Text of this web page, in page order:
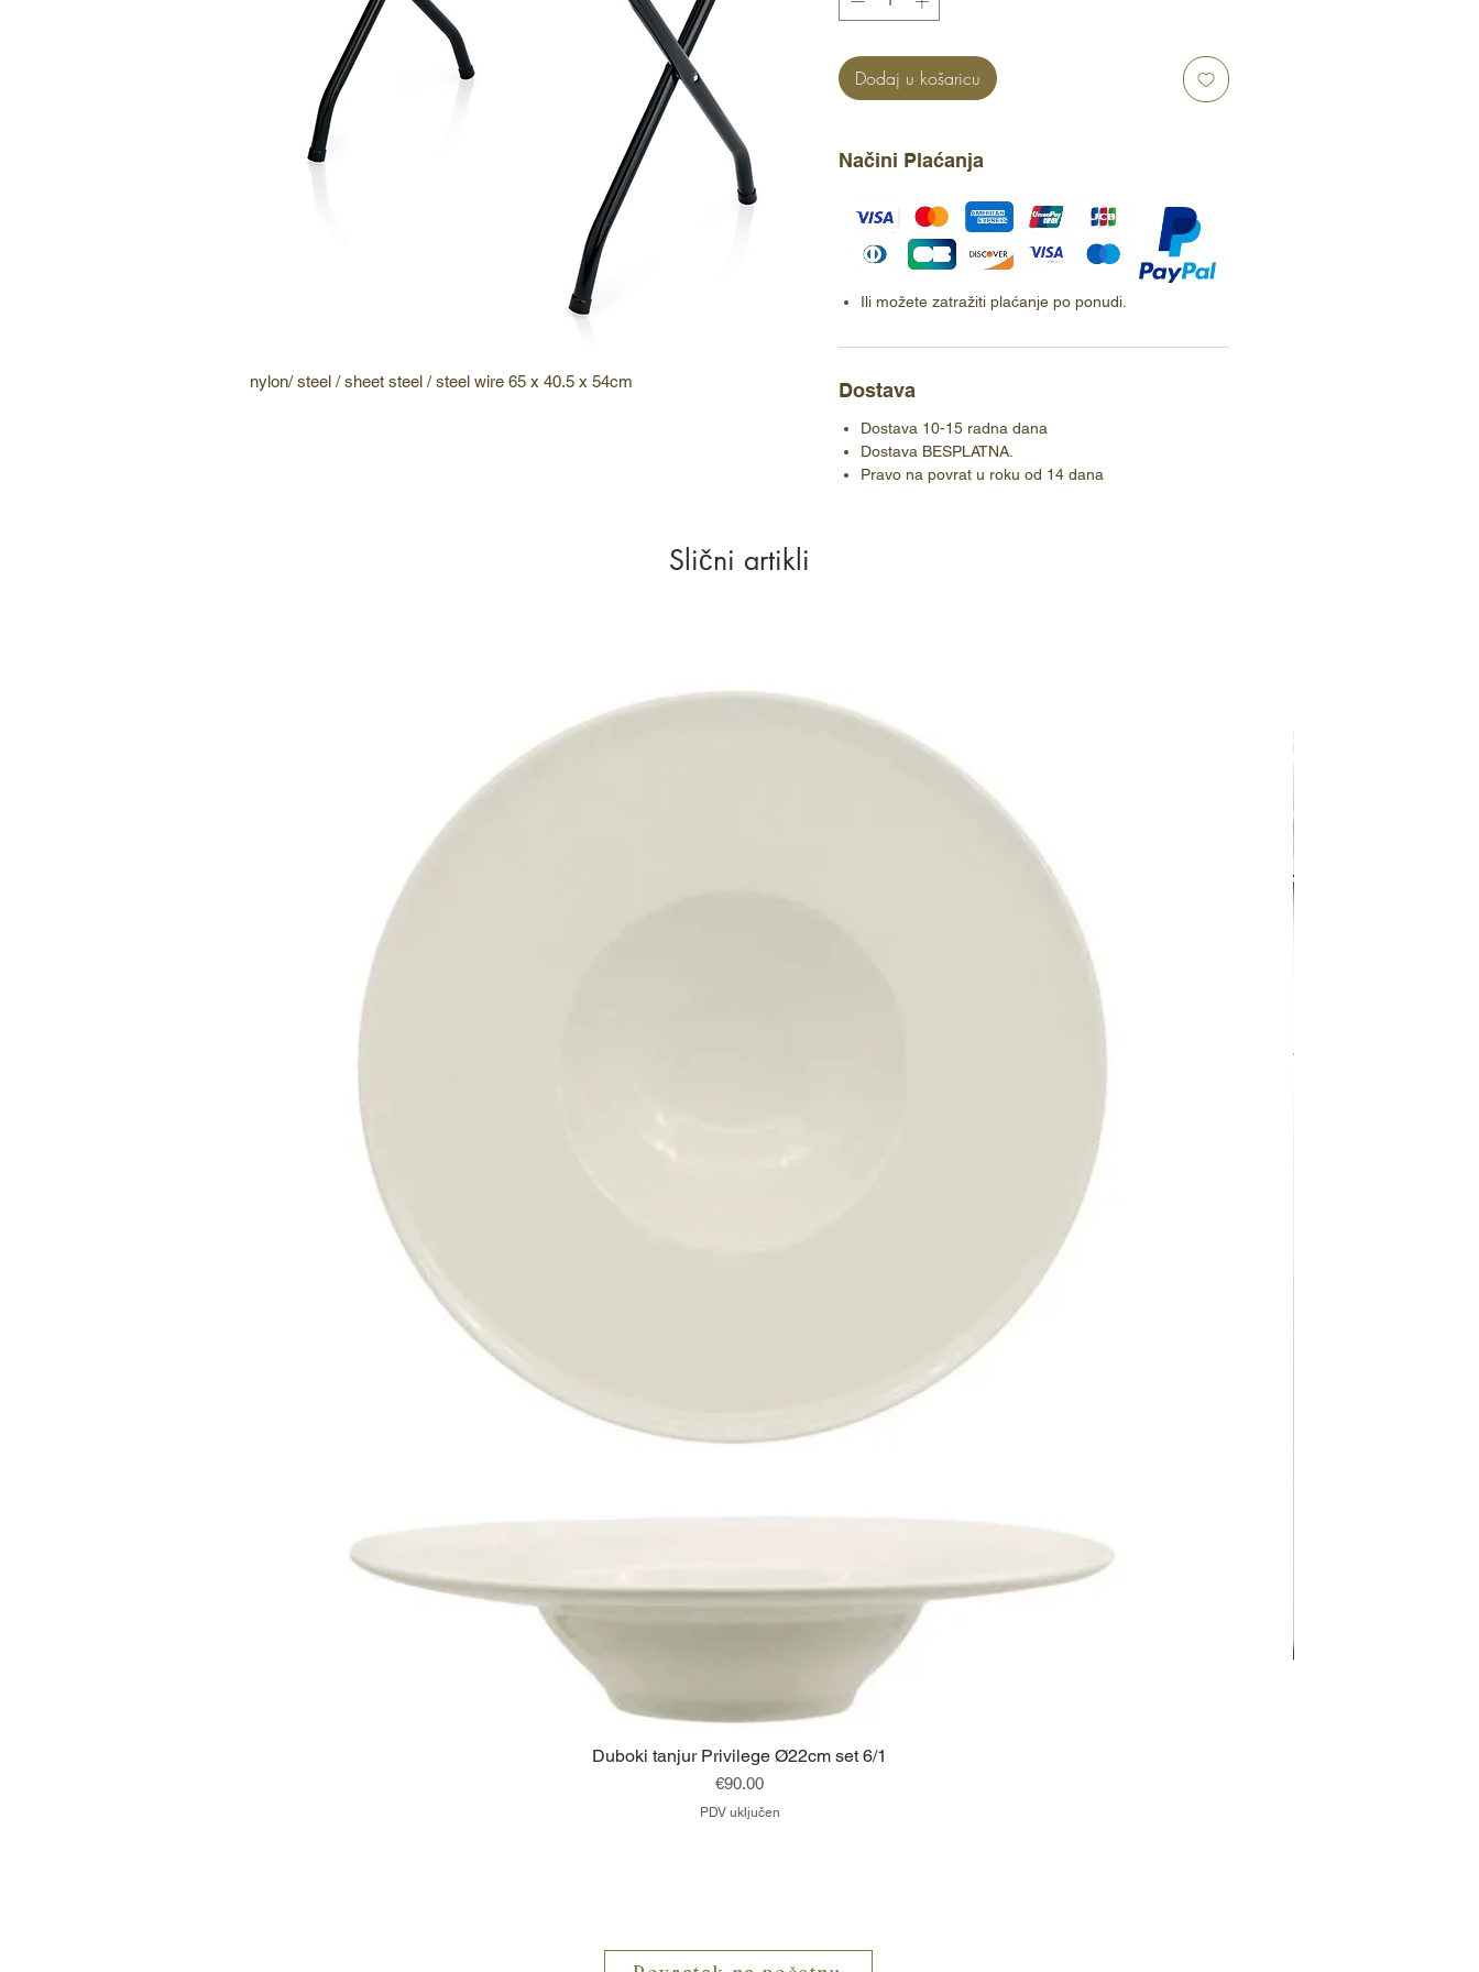
nylon/ steel / sheet steel / steel wire 65 x 40.5 x 54cm
Dodaj u košaricu
Načini Plaćanja
Ili možete zatražiti plaćanje po ponudi.
Dostava
Dostava 10-15 radna dana
Dostava BESPLATNA.
Pravo na povrat u roku od 14 dana
Slični artikli
Brzi pregled
Duboki tanjur Privilege Ø22cm set 6/1
Cijena
€90.00
PDV uključen